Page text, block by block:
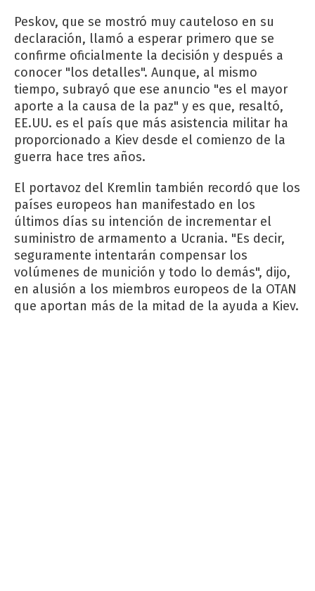
Peskov, que se mostró muy cauteloso en su
declaración, llamó a esperar primero que se
confirme oficialmente la decisión y después a
conocer "los detalles". Aunque, al mismo
tiempo, subrayó que ese anuncio "es el mayor
aporte a la causa de la paz" y es que, resaltó,
EE.UU. es el país que más asistencia militar ha
proporcionado a Kiev desde el comienzo de la
guerra hace tres años.
El portavoz del Kremlin también recordó que los
países europeos han manifestado en los
últimos días su intención de incrementar el
suministro de armamento a Ucrania. "Es decir,
seguramente intentarán compensar los
volúmenes de munición y todo lo demás", dijo,
en alusión a los miembros europeos de la OTAN
que aportan más de la mitad de la ayuda a Kiev.